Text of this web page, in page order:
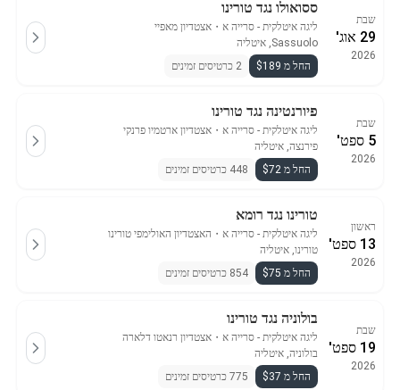
שבת
29 אוג'
2026
ססואולו נגד טורינו
ליגה איטלקית - סרייה א ・ אצטדיון מאפיי
Sassuolo, איטליה
החל מ $189
2 כרטיסים זמינים
שבת
5 ספט'
2026
פיורנטינה נגד טורינו
ליגה איטלקית - סרייה א ・ אצטדיון ארטמיו פרנקי
פירנצה, איטליה
החל מ $72
448 כרטיסים זמינים
ראשון
13 ספט'
2026
טורינו נגד רומא
ליגה איטלקית - סרייה א ・ האצטדיון האולימפי טורינו
טורינו, איטליה
החל מ $75
854 כרטיסים זמינים
שבת
19 ספט'
2026
בולוניה נגד טורינו
ליגה איטלקית - סרייה א ・ אצטדיון רנאטו דלארה
בולוניה, איטליה
החל מ $37
775 כרטיסים זמינים